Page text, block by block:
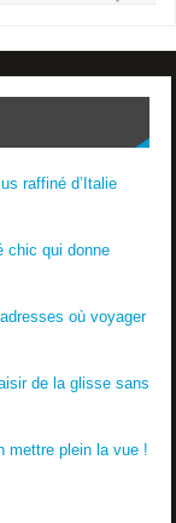
raffiné d’Italie
chic qui donne
où voyager
de la glisse sans
mettre plein la vue !